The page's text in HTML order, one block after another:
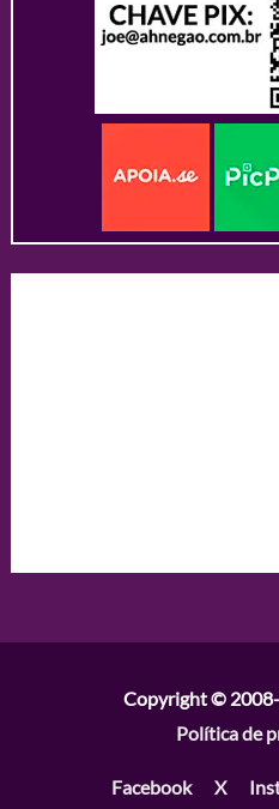
Copyright ©
Política de
Facebook X